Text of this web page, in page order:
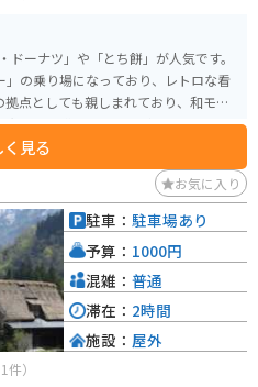
ーナツ」や「とち餅」が人気です。
の乗り場になっており、レトロな看
点としても親しまれており、和モダ
菓子を購入することができます。
見る
お気に入り
件）
駐車： 駐車場あり
予算： 1000円
混雑： 普通
滞在： 2時間
施設： 屋外